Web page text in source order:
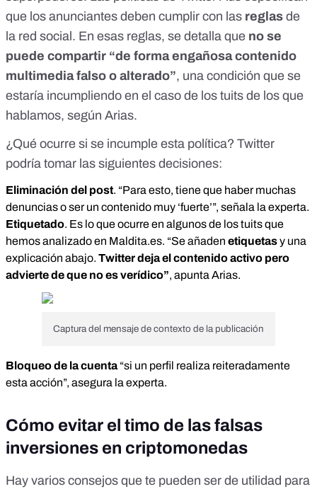
que los anunciantes deben cumplir con las reglas de
la red social . En esas reglas, se detalla que no se
puede compartir “de forma engañosa contenido
multimedia falso o alterado”, una condición que se
estaría incumpliendo en el caso de los tuits de los que
hablamos, según Arias.
¿Qué ocurre si se incumple esta política? Twitter
podría tomar las siguientes decisiones:
Eliminación del post. “Para esto, tiene que haber muchas
denuncias o ser un contenido muy ‘fuerte’”, señala la experta.
Etiquetado. Es lo que ocurre en algunos de los tuits que
hemos analizado en Maldita.es. “Se añaden etiquetasy una
explicación abajo. Twitter deja el contenido activo pero
advierte de que no es verídico”, apunta Arias.
Captura del mensaje de contexto de la publicación
Bloqueo de la cuenta“si un perfil realiza reiteradamente
esta acción”, asegura la experta.
Cómo evitar el timo de las falsas
inversiones en criptomonedas
Hay varios consejos que te pueden ser de utilidad para